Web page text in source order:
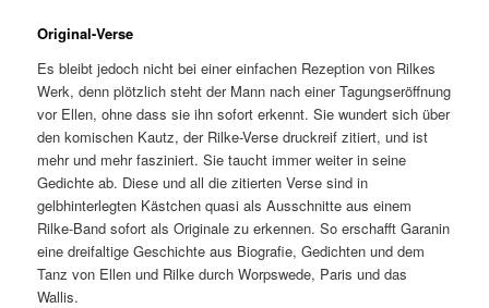
Original-Verse
Es bleibt jedoch nicht bei einer einfachen Rezeption von Rilkes
Werk, denn plötzlich steht der Mann nach einer Tagungseröffnung
vor Ellen, ohne dass sie ihn sofort erkennt. Sie wundert sich über
den komischen Kautz, der Rilke-Verse druckreif zitiert, und ist
mehr und mehr fasziniert. Sie taucht immer weiter in seine
Gedichte ab. Diese und all die zitierten Verse sind in
gelbhinterlegten Kästchen quasi als Ausschnitte aus einem
Rilke-Band sofort als Originale zu erkennen. So erschafft Garanin
eine dreifaltige Geschichte aus Biografie, Gedichten und dem
Tanz von Ellen und Rilke durch Worpswede, Paris und das
Wallis.